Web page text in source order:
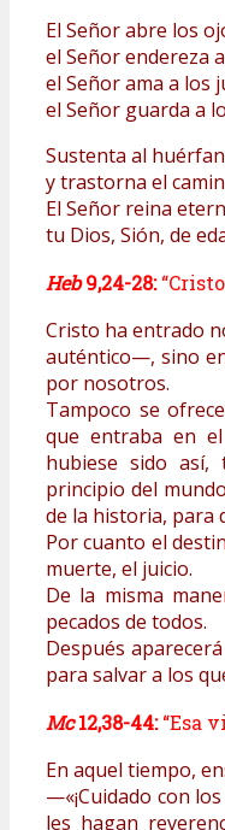
El Señor abre los
el Señor endereza
el Señor ama a los
el Señor guarda a
Sustenta al
y trastorna el
El Señor reina
tu Dios, Sión, de
Heb9,24-28:
Cristo ha entrado
auténtico—, sino
por nosotros.
Tampoco se
que entraba en
hubiese sido así,
principio del
de la historia, para
Por cuanto el
muerte, el juicio.
De la misma
pecados de todos.
Después
para salvar a los
Mc12,38-44:“Esa
En aquel tiempo,
—«¡Cuidado con
les hagan